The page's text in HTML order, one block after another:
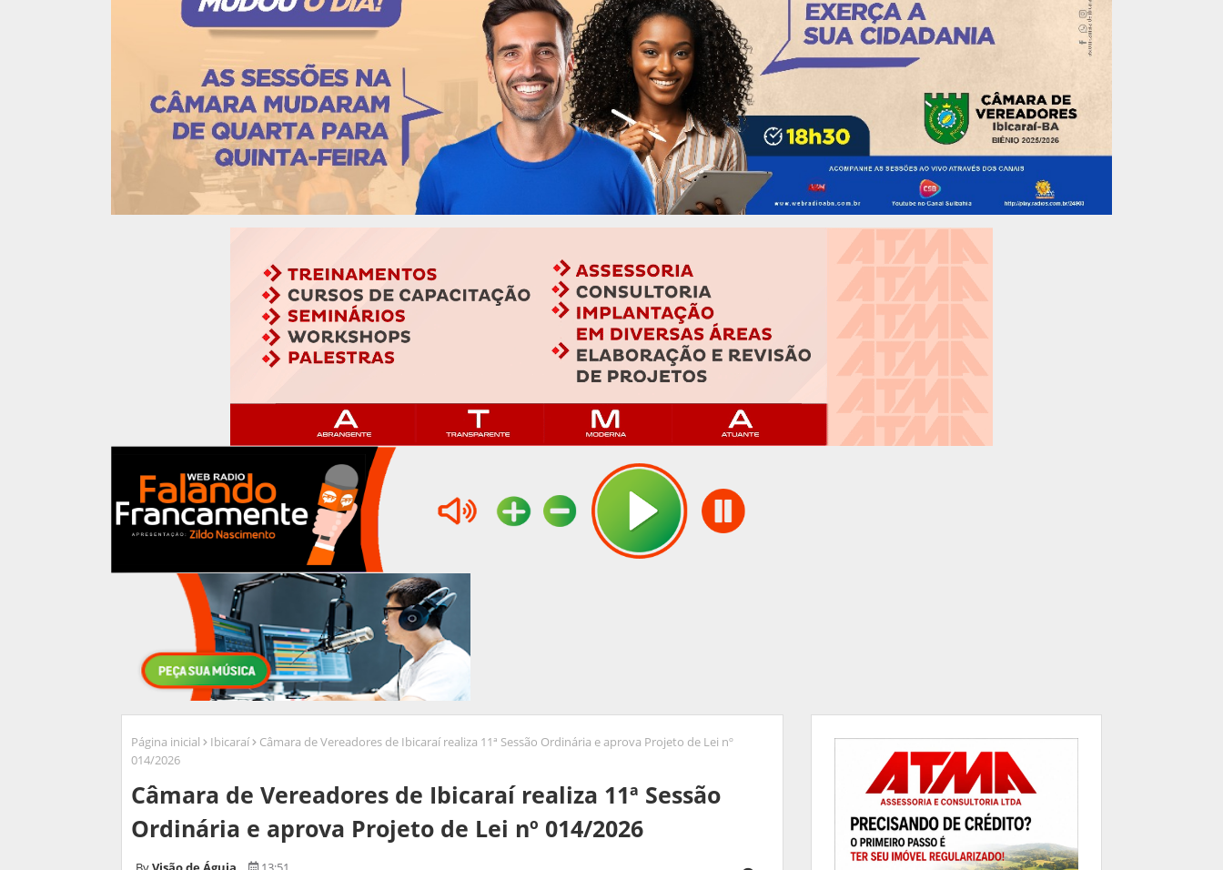
Página inicial Ibicaraí
Câmara de Vereadores de Ibicaraí realiza 11ª Sessão Ordinária e aprova Projeto de Lei nº
014/2026
Câmara de Vereadores de Ibicaraí realiza 11ª Sessão
Ordinária e aprova Projeto de Lei nº 014/2026